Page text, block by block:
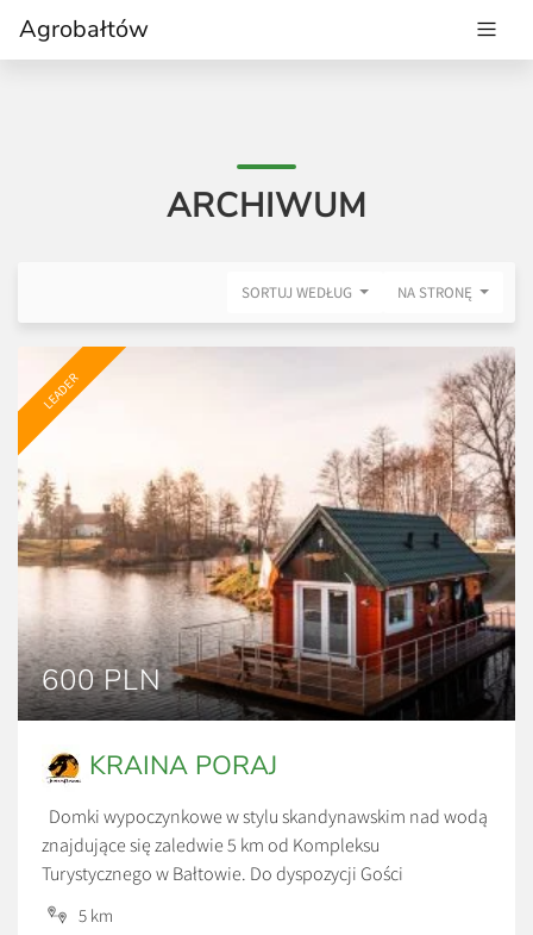
Agrobałtów
ARCHIWUM
SORTUJ WEDŁUG NA STRONĘ
LEADER
600 PLN
KRAINA PORAJ
Domki wypoczynkowe w stylu skandynawskim nad wodą
znajdujące się zaledwie 5 km od Kompleksu
Turystycznego w Bałtowie. Do dyspozycji Gości
udostępniono 3 domki czteroosobowe z pełnym
wyposażeniem RTV i AGD w zachwycającym miejscu.
5 km